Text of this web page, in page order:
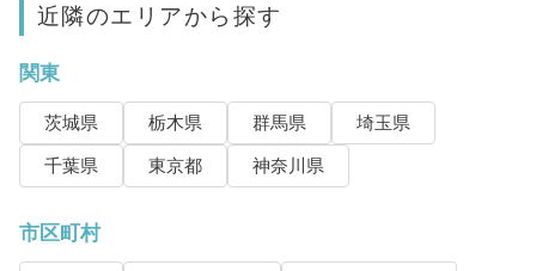
近隣のエリアから探す
関東
茨城県 栃木県 群馬県
埼玉県
千葉県
東京都 神奈川県
市区町村